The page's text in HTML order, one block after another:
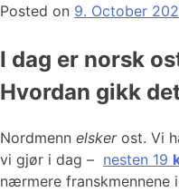
Posted on 9. October
I dag er norsk
Hvordan gikk
Nordmenn elskerost. Vi
vi gjør i dag – nesten 19
nærmere franskmennene